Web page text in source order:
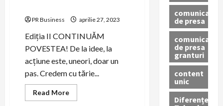
PR Business aprilie 27, 2023
Ediția II CONTINUĂM
POVESTEA! De la idee, la
acțiune este, uneori, doar un
pas. Credem cu tărie...
Read MoreRead
more
comunicate
de presa
comunicate
de presa
granturi
content
unic
Diferențe